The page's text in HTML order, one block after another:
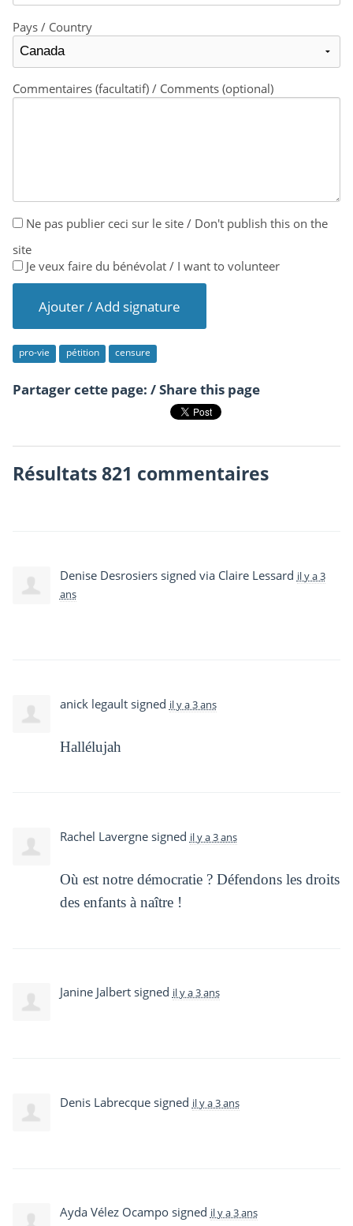
Pays / Country
Commentaires (facultatif) / Comments (optional)
Ne pas publier ceci sur le site / Don't publish this on the
site
Je veux faire du bénévolat / I want to volunteer
pro-vie pétition censure
Partager cette page: / Share this page
Résultats 821 commentaires
Denise Desrosierssigned via Claire Lessard il y a 3
ans
anick legaultsigned il y a 3 ans
Hallélujah
Rachel Lavergnesigned il y a 3 ans
Où est notre démocratie ? Défendons les droits
des enfants à naître !
Janine Jalbertsigned il y a 3 ans
Denis Labrecquesigned il y a 3 ans
Ayda Vélez Ocamposigned il y a 3 ans